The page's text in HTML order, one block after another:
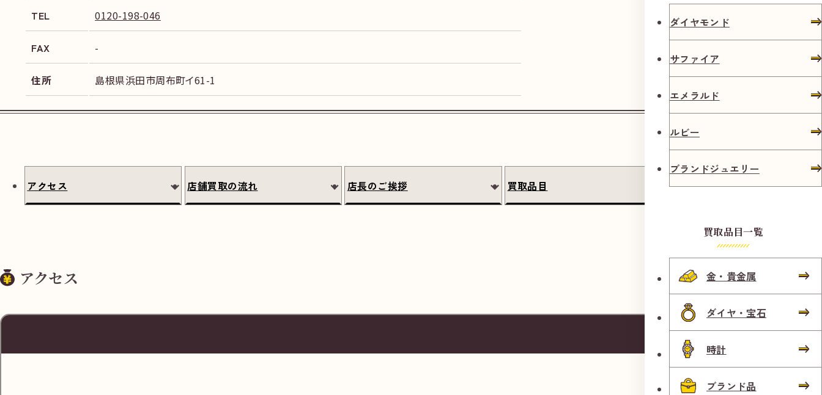
TEL 0120-198-046
FAX -
住所 島根県浜田市周布町イ61-1
アクセス 店舗買取の流れ 店長のご挨拶 買取品目 よくあるご質問
アクセス
春
日
団
ダイヤモンド
サファイア
エメラルド
ルビー
ブランドジュエリー
買取品目一覧
金・貴金属
ダイヤ・宝石
時計
ブランド品